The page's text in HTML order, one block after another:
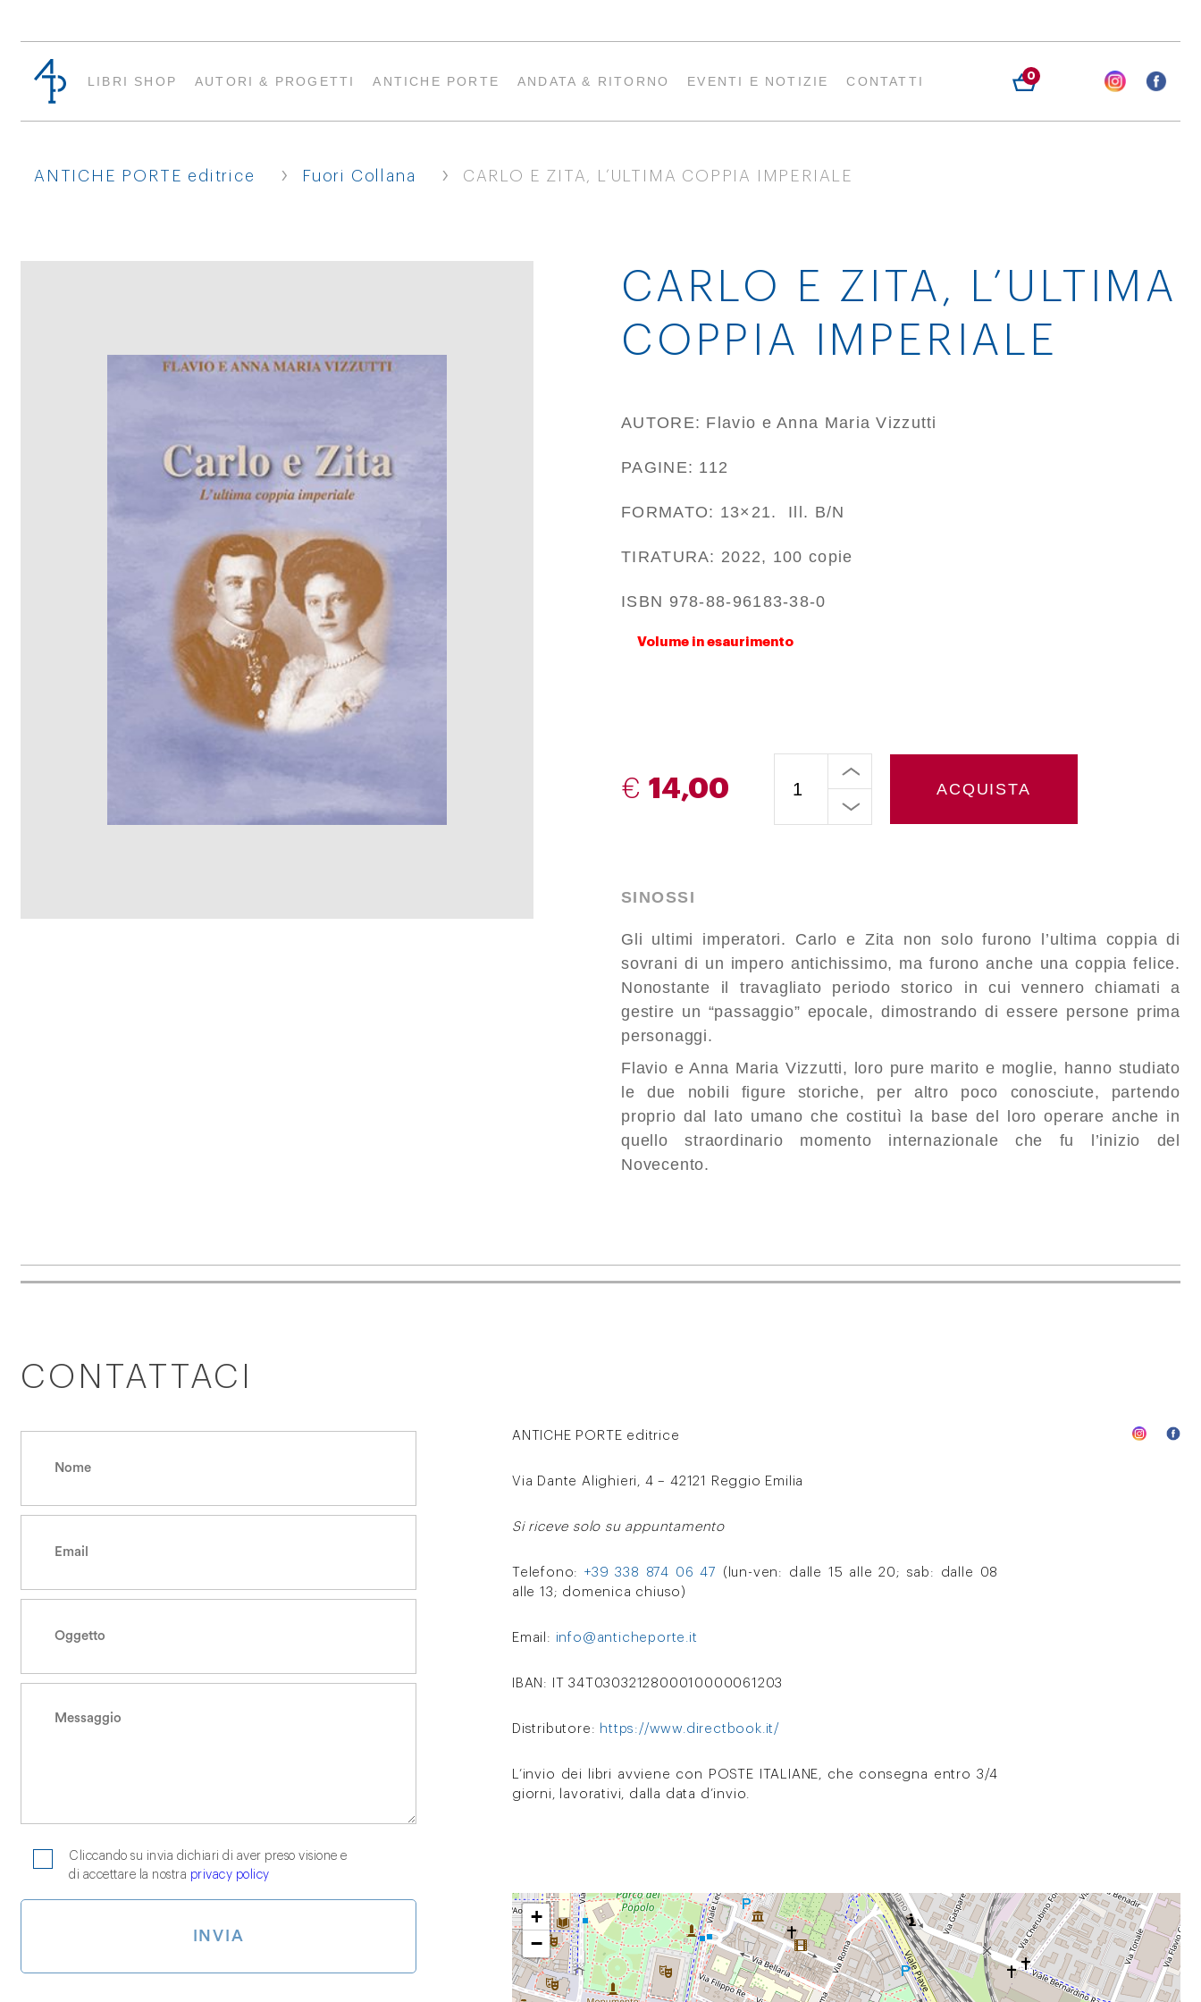
LIBRI SHOP AUTORI & PROGETTI ANTICHE PORTE ANDATA & RITORNO EVENTI E NOTIZIE CONTATTI 0
ANTICHE PORTE editrice › Fuori Collana › CARLO E ZITA, L’ULTIMA COPPIA IMPERIALE
CARLO E ZITA, L’ULTIMA
COPPIA IMPERIALE
AUTORE: Flavio e Anna Maria Vizzutti
PAGINE: 112
FORMATO: 13×21. Ill. B/N
TIRATURA: 2022, 100 copie
ISBN 978-88-96183-38-0
Volume in esaurimento
€ 14,00 ACQUISTA
SINOSSI
Gli ultimi imperatori. Carlo e Zita non solo furono l’ultima coppia di
sovrani di un impero antichissimo, ma furono anche una coppia felice.
Nonostante il travagliato periodo storico in cui vennero chiamati a
gestire un “passaggio” epocale, dimostrando di essere persone prima
personaggi.
Flavio e Anna Maria Vizzutti, loro pure marito e moglie, hanno studiato
le due nobili figure storiche, per altro poco conosciute, partendo
proprio dal lato umano che costituì la base del loro operare anche in
quello straordinario momento internazionale che fu l’inizio del
Novecento.
CONTATTACI
Cliccando su invia dichiari di aver preso visione e
di accettare la nostra privacy policy
ANTICHE PORTE editrice
Via Dante Alighieri, 4 – 42121 Reggio Emilia
Si riceve solo su appuntamento
Telefono:+39 338 874 06 47
(lun-ven: dalle 15 alle 20; sab: dalle 08
alle 13; domenica chiuso)
Email: info@anticheporte.it
IBAN: IT 34T0303212800010000061203
Distributore: https://www.directbook.it/
L’invio dei libri avviene con POSTE ITALIANE, che consegna entro 3/4
giorni, lavorativi, dalla data d’invio.
+
−